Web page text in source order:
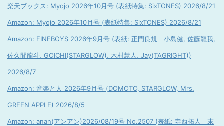
楽天ブックス: Myojo 2026年10月号 (表紙特集: SixTONES) 2026/8/21
Amazon: Myojo 2026年10月号 (表紙特集: SixTONES) 2026/8/21
Amazon: FINEBOYS 2026年9月号 (表紙: 正門良規 小島健, 佐藤龍我,
佐久間龍斗, GOICHI(STARGLOW), 木村慧人, Jay(TAGRIGHT))
2026/8/7
Amazon: 音楽と人 2026年9月号 (DOMOTO, STARGLOW, Mrs.
GREEN APPLE) 2026/8/5
Amazon: anan(アンアン)2026/08/19号 No.2507 (表紙: 寺西拓人 末